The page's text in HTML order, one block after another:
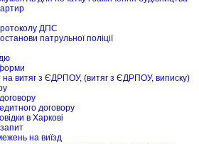
ДПС
патрульної поліції
на витяг з ЄДРПОУ, (витяг з ЄДРПОУ, виписку)
договору
в Харкові
на виїзд